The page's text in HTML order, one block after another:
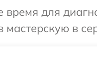
для
мастерскую в